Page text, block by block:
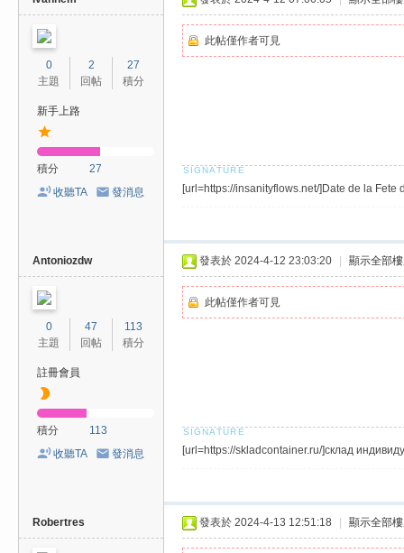
0
主題
2
回帖
27
積分
新手上路
積分
27
收聽TA
發消息
此帖僅作者可見
[url=https://insanityflows.net/]Date de la
Antoniozdw
0
主題
47
回帖
113
積分
註冊會員
積分
113
收聽TA
發消息
發表於 2024-4-12 23:03:20 顯示全部
此帖僅作者可見
[url=https://skladcontainer.ru/]склад
Robertres 發表於 2024-4-13 12:51:18 顯示全部